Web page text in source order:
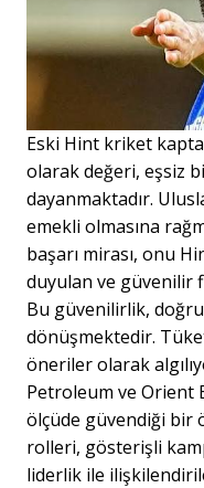
Eski Hint kriket
olarak değeri, eşsiz
dayanmaktadır.
emekli olmasına
başarı mirası, onu
duyulan ve güvenilir
Bu güvenilirlik,
dönüşmektedir.
öneriler olarak
Petroleum ve Orient
ölçüde güvendiği bir
rolleri, gösterişli
liderlik ile